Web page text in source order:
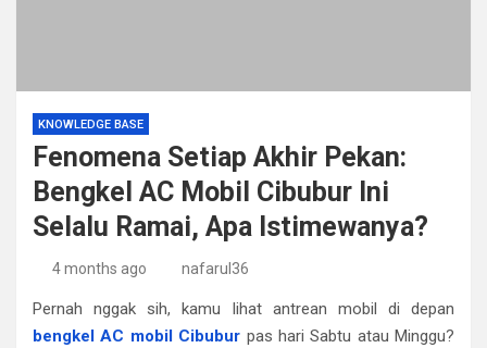
KNOWLEDGE BASE
Fenomena Setiap Akhir Pekan:
Bengkel AC Mobil Cibubur Ini
Selalu Ramai, Apa Istimewanya?
4 months ago nafarul36
Pernah nggak sih, kamu lihat antrean mobil di depan
bengkel AC mobil Cibubur pas hari Sabtu atau Minggu?